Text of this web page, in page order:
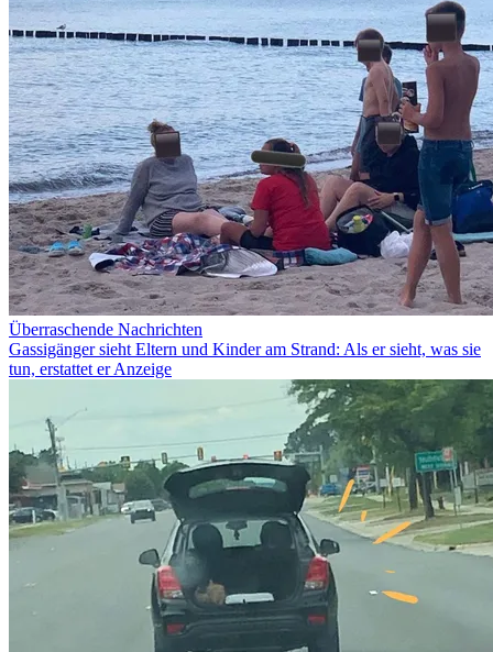
Überraschende Nachrichten
Gassigänger sieht Eltern und Kinder am Strand: Als er sieht, was sie
tun, erstattet er Anzeige